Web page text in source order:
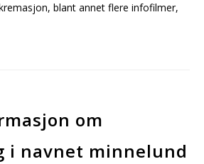
blant annet flere infofilmer,
om
i navnet minnelund